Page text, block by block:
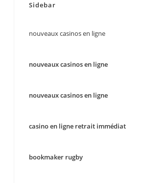
Sidebar
nouveaux casinos en ligne
nouveaux casinos en ligne
nouveaux casinos en ligne
casino en ligne retrait immédiat
bookmaker rugby